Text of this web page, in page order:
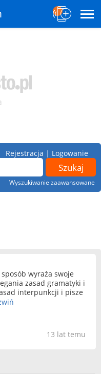
Wyszukiwanie zaawansowane
Rejestracja | Logowanie
wyraża swoje
zasad gramatyki i
interpunkcji i pisze
13 lat temu